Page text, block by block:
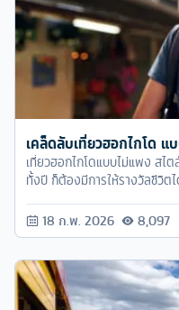
เคล็ดลับเที่ยวฮอกไกโด
เที่ยวฮอกไกโดแบบไม่แพง สไ
ทั้งปี ก็ต้องมีการให้รางวัลชีวิต
ไปเที่ยวกันเถอะ ..
18 ก.พ. 2026 8,097